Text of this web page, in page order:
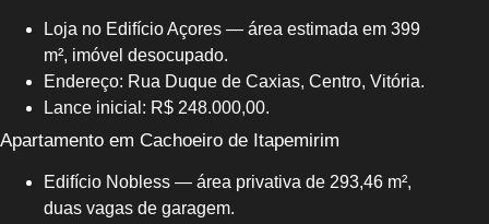
Loja no Edifício Açores — área estimada em 399
m², imóvel desocupado.
Endereço: Rua Duque de Caxias, Centro, Vitória.
Lance inicial: R$ 248.000,00.
Apartamento em Cachoeiro de Itapemirim
Edifício Nobless — área privativa de 293,46 m²,
duas vagas de garagem.